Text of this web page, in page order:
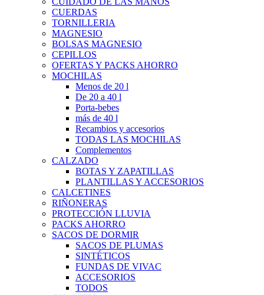
CUERDAS
TORNILLERIA
MAGNESIO
BOLSAS MAGNESIO
CEPILLOS
OFERTAS Y PACKS AHORRO
MOCHILAS
Menos de 20 l
De 20 a 40 l
Porta-bebes
más de 40 l
Recambios y accesorios
TODAS LAS MOCHILAS
Complementos
CALZADO
BOTAS Y ZAPATILLAS
PLANTILLAS Y ACCESORIOS
CALCETINES
RIÑONERAS
PROTECCIÓN LLUVIA
PACKS AHORRO
SACOS DE DORMIR
SACOS DE PLUMAS
SINTÉTICOS
FUNDAS DE VIVAC
ACCESORIOS
TODOS